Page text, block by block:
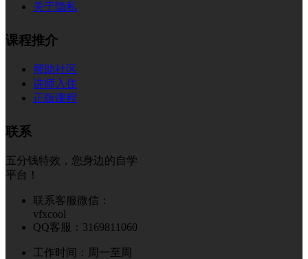
关于隐私
课程推介
帮助社区
讲师入住
正版课程
联系
五分钱特效，您身边的自学
平台！
联系客服微信：
vfxcool
QQ客服：3169811060
工作时间：周一至周